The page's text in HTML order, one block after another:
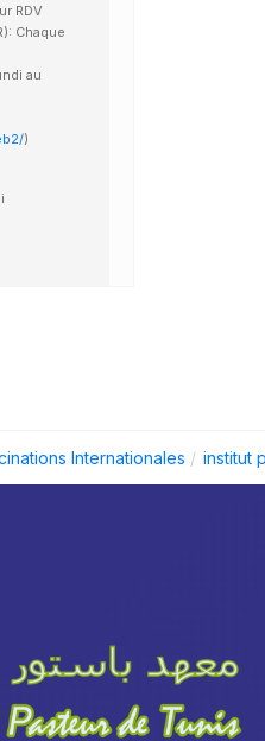
RDV
Chaque
au
)
Internationales institut